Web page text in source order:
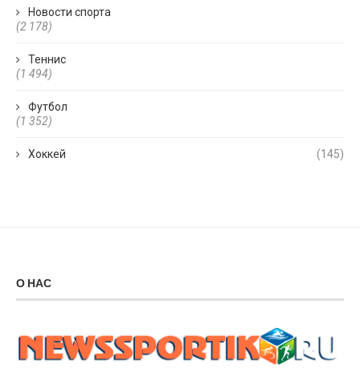
Новости спорта
(2 178)
Теннис
(1 494)
Футбол
(1 352)
Хоккей (145)
О НАС